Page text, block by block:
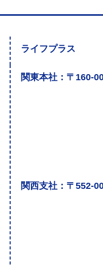
ライフプラス
関東本社：〒160-
関西支社：〒552-